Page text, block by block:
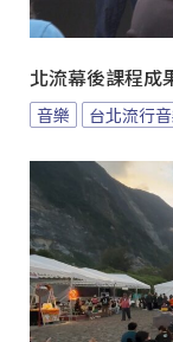
北流幕後課程成
音樂 台北流行